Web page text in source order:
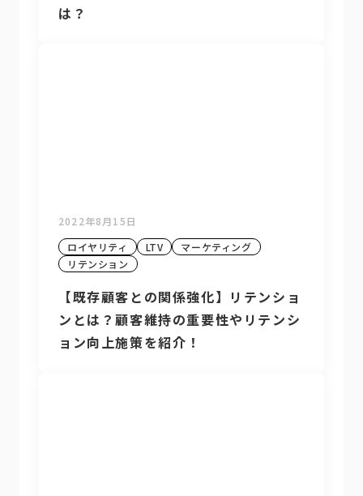
は？
2022年8月15日
ロイヤリティ
LTV
マーケティング
リテンション
【既存顧客との関係強化】リテンショ
ンとは？顧客維持の重要性やリテンシ
ョン向上施策を紹介！